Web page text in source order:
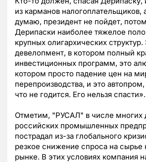
из карманов налогоплательщиков,
думаю, президент не пойдет,
Дерипаски наиболее тяжелое
крупных олигархических структур.
девелопмент, в котором полный
инвестиционных программ, это
котором просто падение цен на
перепроизводства, и это
что не годится. Его нельзя спасти».
Отметим, "РУСАЛ" в числе многих
российских промышленных
пострадал из-за глобального
резкое снижение спроса на
рынке. В этих условиях компания